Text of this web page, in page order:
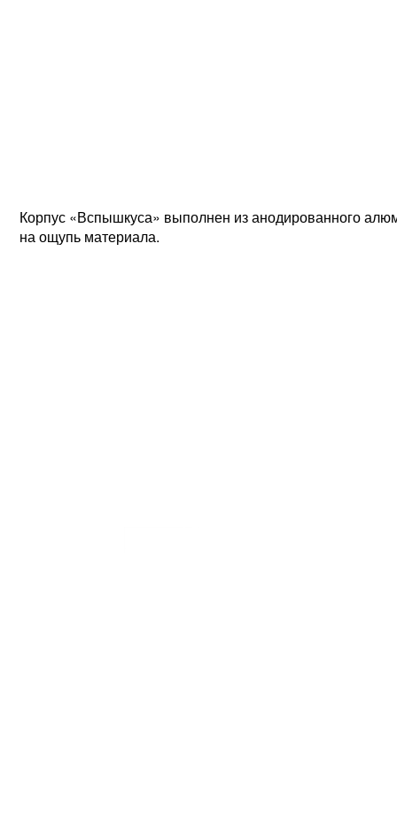
Корпус «Вспышкуса» выполнен из анодированного
на ощупь материала.